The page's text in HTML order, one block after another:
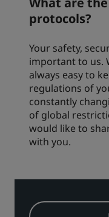
protocols?
Your safety,
important to us.
always easy to
regulations of
constantly
of global
would like to
with you.